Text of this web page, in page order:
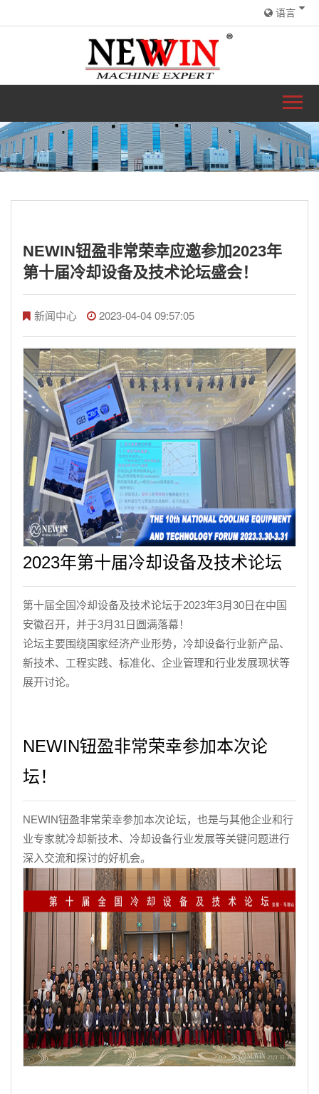
语言
NEWIN钮盈非常荣幸应邀参加2023年
第十届冷却设备及技术论坛盛会！
新闻中心 2023-04-04 09:57:05
2023年第十届冷却设备及技术论坛
第十届全国冷却设备及技术论坛于2023年3月30日在中国
安徽召开，并于3月31日圆满落幕！
论坛主要围绕国家经济产业形势，冷却设备行业新产品、
新技术、工程实践、标准化、企业管理和行业发展现状等
展开讨论。
NEWIN钮盈非常荣幸参加本次论
坛！
NEWIN钮盈非常荣幸参加本次论坛，也是与其他企业和行
业专家就冷却新技术、冷却设备行业发展等关键问题进行
深入交流和探讨的好机会。